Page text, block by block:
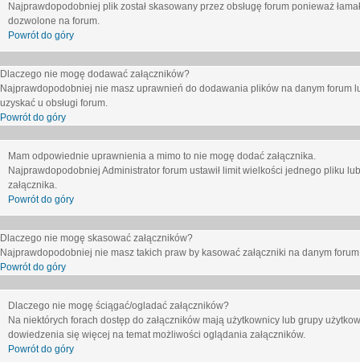
Najprawdopodobniej plik został skasowany przez obsługę forum ponieważ
dozwolone na forum.
Powrót do góry
Dlaczego nie mogę dodawać załączników?
Najprawdopodobniej nie masz uprawnień do dodawania plików na danym forum
uzyskać u obsługi forum.
Powrót do góry
Mam odpowiednie uprawnienia a mimo to nie mogę dodać załącznika.
Najprawdopodobniej Administrator forum ustawił limit wielkości jednego pliku
załącznika.
Powrót do góry
Dlaczego nie mogę skasować załączników?
Najprawdopodobniej nie masz takich praw by kasować załączniki na danym
Powrót do góry
Dlaczego nie mogę ściągać/ogladać załączników?
Na niektórych forach dostęp do załączników mają użytkownicy lub grupy
dowiedzenia się więcej na temat możliwości oglądania załączników.
Powrót do góry